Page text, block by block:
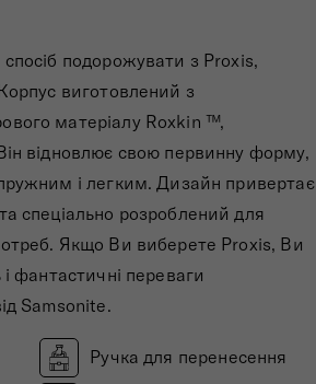
подорожувати з Proxis,
виготовлений з
матеріалу Roxkin ™,
відновлює свою первинну форму,
і легким. Дизайн привертає
спеціально розроблений для
Якщо Ви виберете Proxis, Ви
фантастичні переваги
Samsonite.
Ручка для перенесення